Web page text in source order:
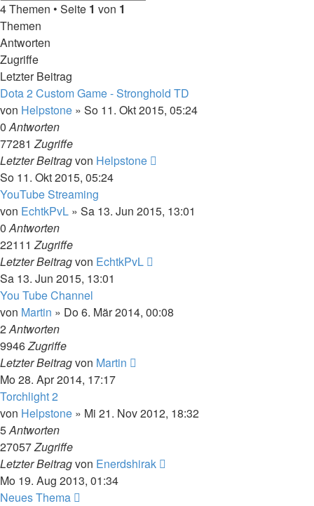
4 Themen • Seite 1 von 1
Themen
Antworten
Zugriffe
Letzter Beitrag
Dota 2 Custom Game - Stronghold TD
von Helpstone » So 11. Okt 2015, 05:24
0Antworten
77281Zugriffe
Letzter Beitragvon Helpstone
So 11. Okt 2015, 05:24
YouTube Streaming
von EchtkPvL » Sa 13. Jun 2015, 13:01
0Antworten
22111Zugriffe
Letzter Beitragvon EchtkPvL
Sa 13. Jun 2015, 13:01
You Tube Channel
von Martin » Do 6. Mär 2014, 00:08
2Antworten
9946Zugriffe
Letzter Beitragvon Martin
Mo 28. Apr 2014, 17:17
Torchlight 2
von Helpstone » Mi 21. Nov 2012, 18:32
5Antworten
27057Zugriffe
Letzter Beitragvon Enerdshirak
Mo 19. Aug 2013, 01:34
Neues Thema